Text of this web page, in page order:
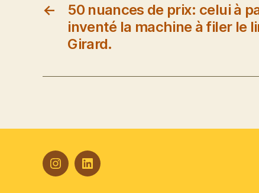
←
50 nuances de prix: celui à
inventé la machine à filer le
Girard.
#PlasticanaLinkedin